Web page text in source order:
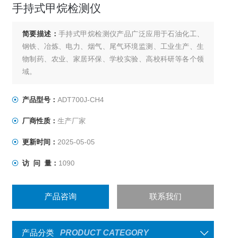
手持式甲烷检测仪
简要描述：手持式甲烷检测仪产品广泛应用于石油化工、
钢铁、冶炼、电力、烟气、尾气环境监测、工业生产、生
物制药、农业、家居环保、学校实验、高校科研等各个领
域。
产品型号： ADT700J-CH4
厂商性质： 生产厂家
更新时间： 2025-05-05
访 问 量： 1090
产品咨询 联系我们
产品分类 PRODUCT CATEGORY